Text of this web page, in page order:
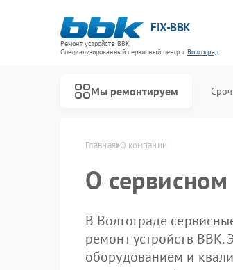
FIX-BBK
Ремонт устройств BBK
Специализированный cервисный центр г.Волгоград
Мы ремонтируем
Главная О компании
О сервисном
В Волгограде
ремонт устройств
оборудованием и